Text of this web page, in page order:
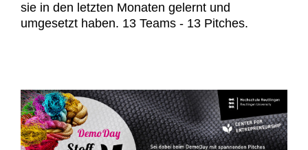
sie in den letzten Monaten gelernt und
umgesetzt haben. 13 Teams - 13 Pitches.